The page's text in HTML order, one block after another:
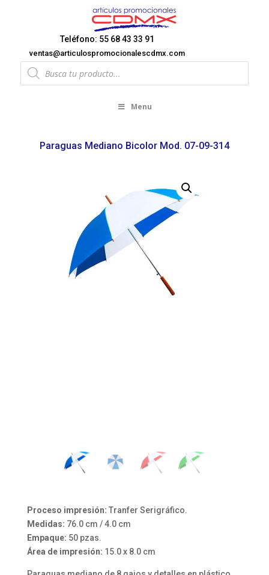
Teléfono: 55 68 43 33 91
ventas@articulospromocionalescdmx.com
Products
search
Menu
Paraguas Mediano Bicolor Mod. 07-09-314
Proceso impresión: Tranfer Serigráfico.
Medidas: 76.0 cm / 4.0 cm
Empaque: 50 pzas.
Área de impresión: 15.0 x 8.0 cm